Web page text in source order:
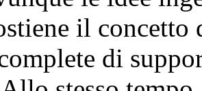
il concetto
di